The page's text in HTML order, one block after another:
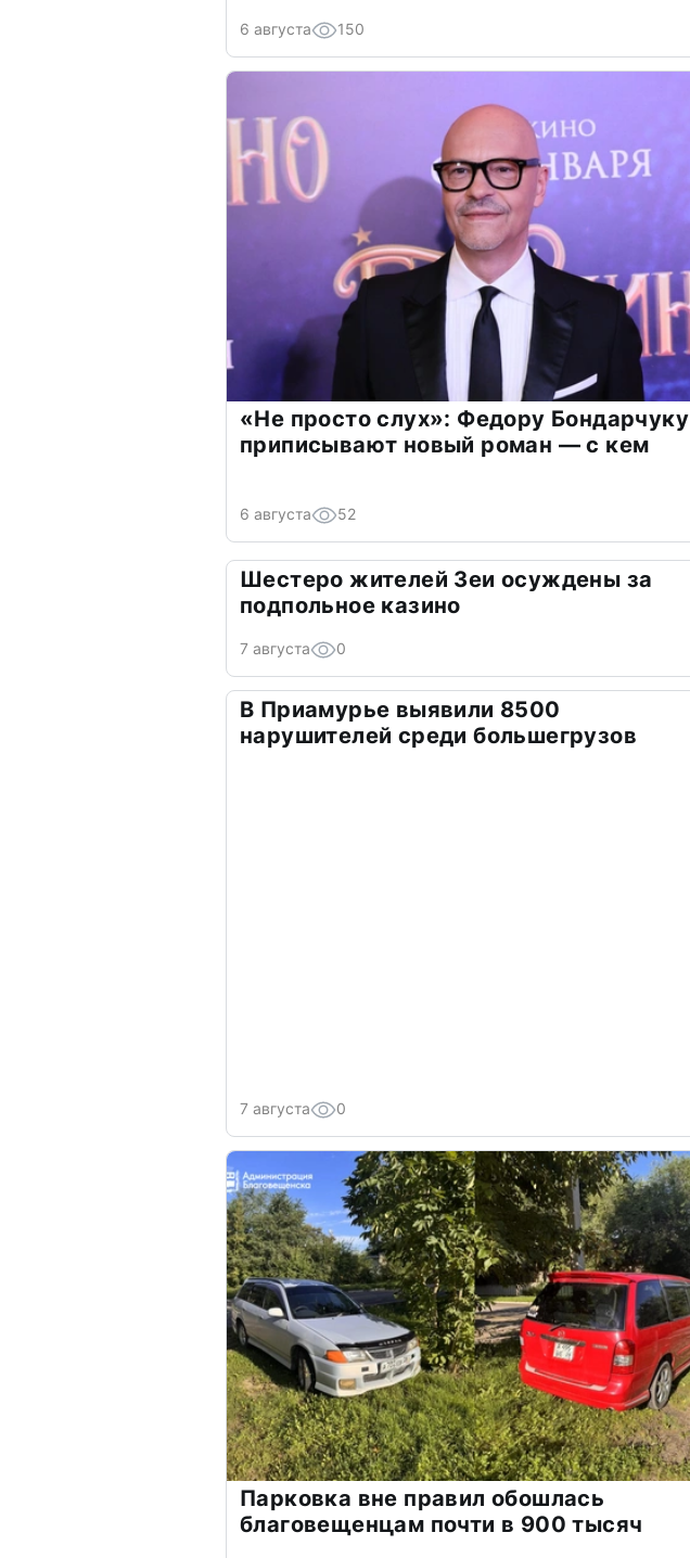
6 августа 150
«Не просто слух»: Федору Бондарчуку
приписывают новый роман — с кем
6 августа 52
Шестеро жителей Зеи осуждены за
подпольное казино
7 августа 0
В Приамурье выявили 8500
нарушителей среди большегрузов
7 августа 0
Парковка вне правил обошлась
благовещенцам почти в 900 тысяч